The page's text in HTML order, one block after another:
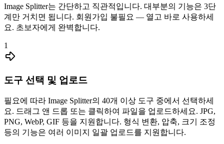
Image Splitter는 간단하고 직관적입니다. 대부분의 기능은 3단
계만 거치면 됩니다. 회원가입 불필요 — 열고 바로 사용하세
요. 초보자에게 완벽합니다.
1
도구 선택 및 업로드
필요에 따라 Image Splitter의 40개 이상 도구 중에서 선택하세
요. 드래그 앤 드롭 또는 클릭하여 파일을 업로드하세요. JPG,
PNG, WebP, GIF 등을 지원합니다. 형식 변환, 압축, 크기 조정
등의 기능은 여러 이미지 일괄 업로드를 지원합니다.